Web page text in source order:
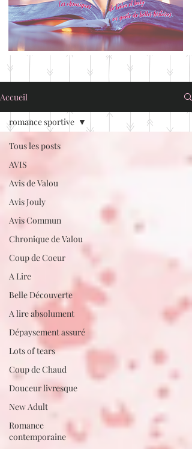
Accueil
Tous les posts
AVIS
Avis de Valou
Avis Jouly
Avis Commun
Chronique de Valou
Coup de Coeur
A Lire
Belle Découverte
A lire absolument
Dépaysement assuré
Lots of tears
Coup de Chaud
Douceur livresque
New Adult
Romance
contemporaine
romance sportive